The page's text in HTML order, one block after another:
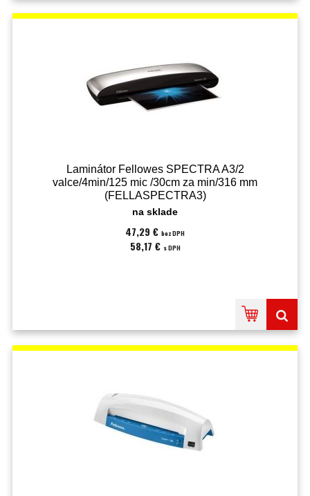
Laminátor Fellowes SPECTRA A3/2
valce/4min/125 mic /30cm za min/316 mm
(FELLASPECTRA3)
na sklade
47,29 € bez DPH
58,17 € s DPH